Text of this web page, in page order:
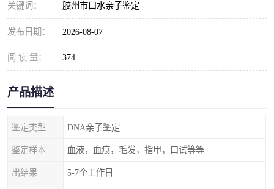
关键词： 胶州市口水亲子鉴定
发布日期： 2026-08-07
阅 读 量： 374
产品描述
鉴定类型 DNA亲子鉴定
鉴定样本 血液，血痕，毛发，指甲，口试等等
出结果 5-7个工作日